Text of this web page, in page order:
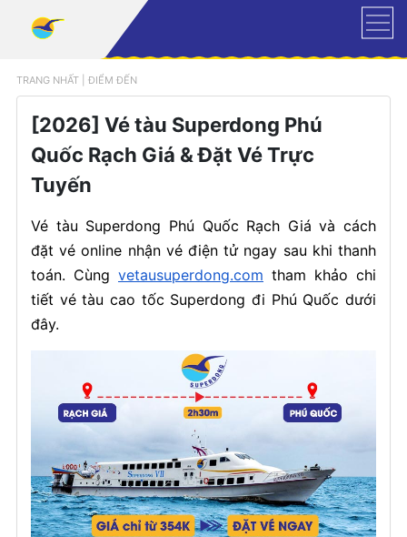
TRANG NHẤT| ĐIỂM ĐẾN
[2026] Vé tàu Superdong Phú
Quốc Rạch Giá & Đặt Vé Trực
Tuyến
Vé tàu Superdong Phú Quốc Rạch Giá và cách
đặt vé online nhận vé điện tử ngay sau khi thanh
toán. Cùng vetausuperdong.com tham khảo chi
tiết vé tàu cao tốc Superdong đi Phú Quốc dưới
đây.